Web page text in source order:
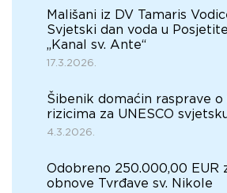
Mališani iz DV Tamaris
Svjetski dan voda u
„Kanal sv. Ante“
17.3.2026.
Šibenik domaćin rasprave o
rizicima za UNESCO
4.3.2026.
Odobreno 250.000,00 EUR
obnove Tvrđave sv. Nikole